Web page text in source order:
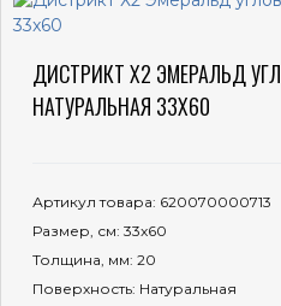
ДИСТРИКТ Х2 ЭМЕРАЛЬД
НАТУРАЛЬНАЯ 33X60
Артикул товара: 620070000713
Размер, см: 33x60
Толщина, мм: 20
Поверхность: Натуральная